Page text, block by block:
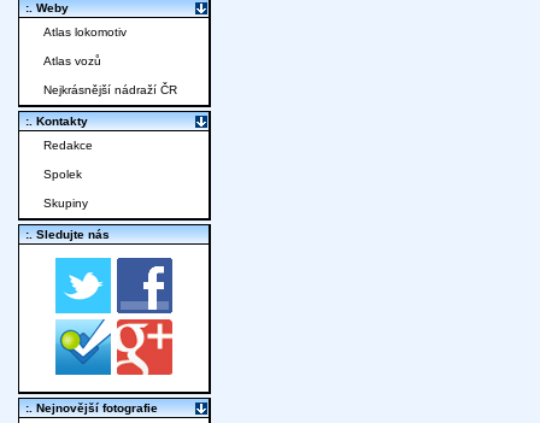
:. Weby
Atlas lokomotiv
Atlas vozů
Nejkrásnější nádraží ČR
:. Kontakty
Redakce
Spolek
Skupiny
:. Sledujte nás
:. Nejnovější fotografie